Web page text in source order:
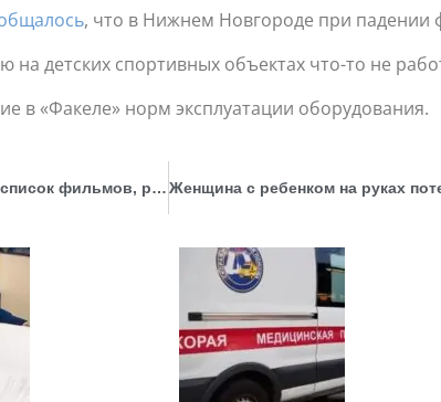
, что в Нижнем Новгороде при падении
детских спортивных объектах что-то не
в «Факеле» норм эксплуатации оборудования.
Классика и немного современных картин. Составлен список фильмов, рекомендованных школьникам